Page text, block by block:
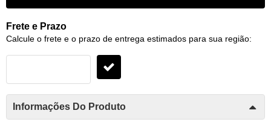
Frete e Prazo
Calcule o frete e o prazo de entrega estimados para sua região:
Informações Do Produto